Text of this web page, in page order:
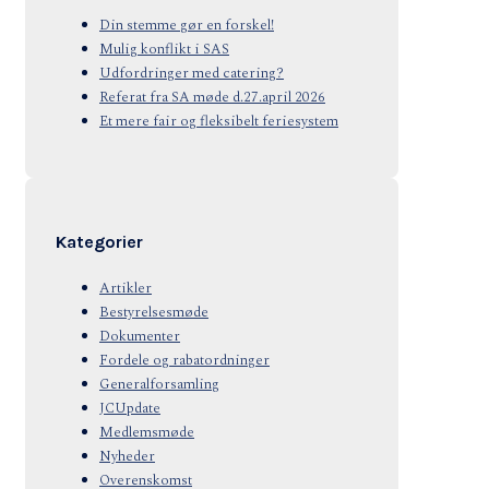
Din stemme gør en forskel!
Mulig konflikt i SAS
Udfordringer med catering?
Referat fra SA møde d.27.april 2026
Et mere fair og fleksibelt feriesystem
Kategorier
Artikler
Bestyrelsesmøde
Dokumenter
Fordele og rabatordninger
Generalforsamling
JCUpdate
Medlemsmøde
Nyheder
Overenskomst